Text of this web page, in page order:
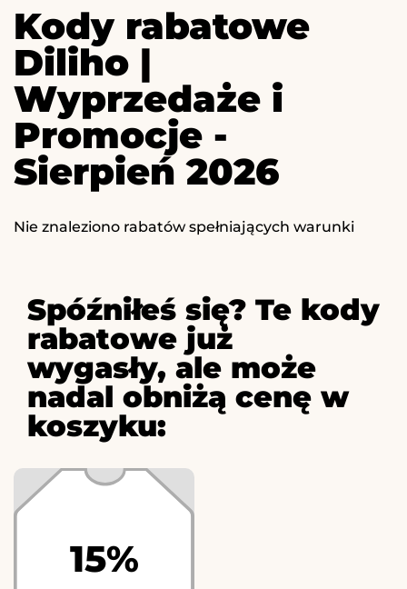
Kody rabatowe
Diliho |
Wyprzedaże i
Promocje -
Sierpień 2026
Nie znaleziono rabatów spełniających warunki
Spóźniłeś się? Te kody
rabatowe już
wygasły, ale może
nadal obniżą cenę w
koszyku:
15%